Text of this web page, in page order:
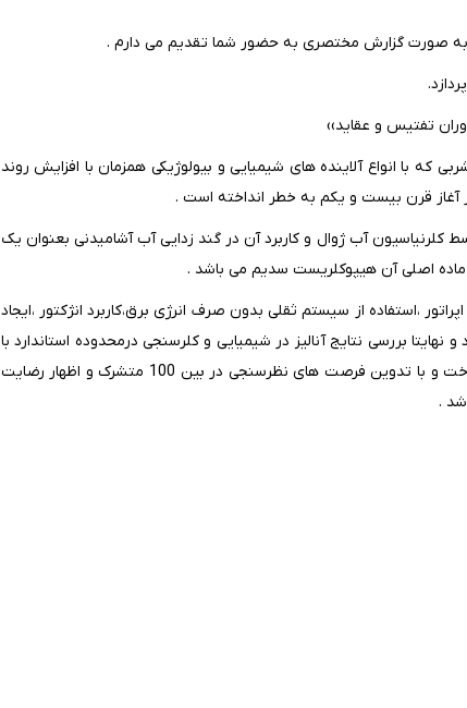
به صورت گزارش مختصری به حضور شما تقدیم می دارم .
تفتیس و عقاید››
با انواع آلاینده های شیمیایی و بیولوژیکی همزمان با افزایش روند
آغاز قرن بیست و یکم به خطر انداخته است .
آب ژوال و کاربرد آن در گند زدایی آب آشامیدنی بعنوان یک
اصلی آن هیپوکلریست سدیم می باشد .
،استفاده از سیستم ثقلی بدون صرف انرژی برق،کاربرد انژکتور ،ایجاد
بررسی نتایج آنالیز در شیمیایی و کلرسنجی درمحدوده استاندارد با
تعیین کلر فعال و سود اضافی نگرانی درخصوص افزایش Na+ را مرتفع ساخت و با تدوین فرصت های نظرسنجی در بین 100 متشرک و اظهار رضایت
شد .